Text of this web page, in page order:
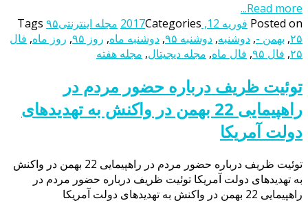
Read more...
Posted on فوریه 12, 2017 Categories مجله اینترنتی Tags ۹۵
۲۵, بهمن -, دوشنبه, دوشنبه ۹۵ , دوشنبه ماه, روز ۹۵ , روز ماه, فال
۲۵, فال ۹۵ , فال ماه, مجله دیجیتال, مجله هفته
توئیت ظریف درباره حضور مردم در
راهپیمایی 22 بهمن در واکنش به تهدیدهای
دولت آمریکا
توئیت ظریف درباره حضور مردم در راهپیمایی 22 بهمن در واکنش
به تهدیدهای دولت آمریکا توئیت ظریف درباره حضور مردم در
راهپیمایی 22 بهمن در واکنش به تهدیدهای دولت آمریکا